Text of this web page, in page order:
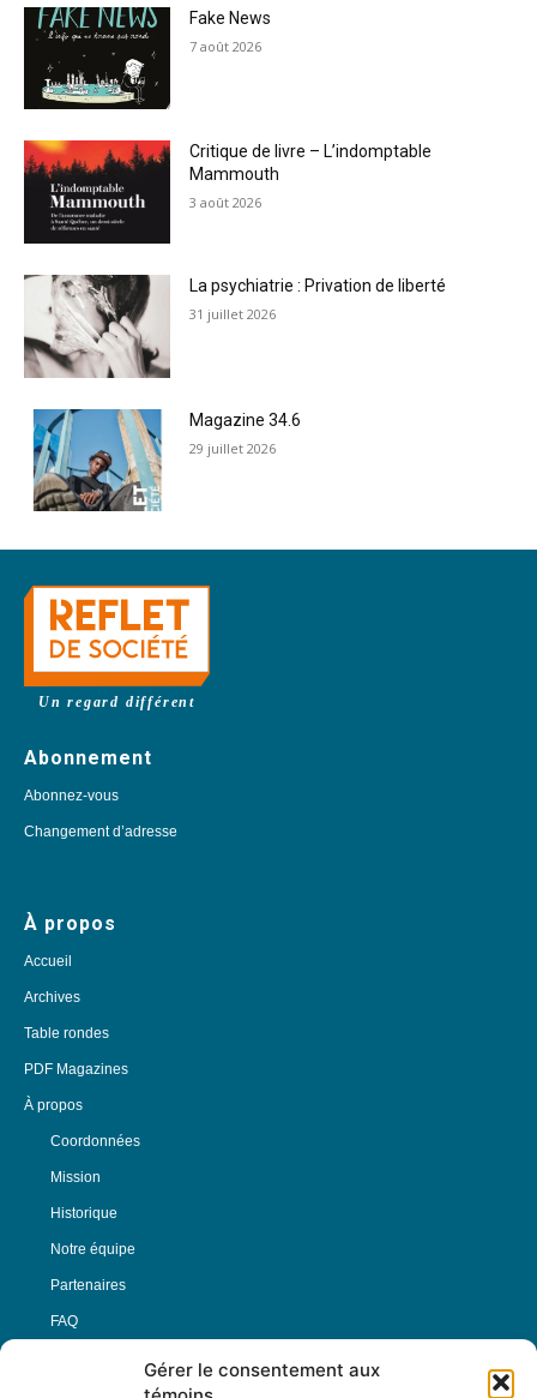
Gérer le consentement aux
Fake News
7 août 2026
Critique de livre – L’indomptable
Mammouth
3 août 2026
La psychiatrie : Privation de liberté
31 juillet 2026
Magazine 34.6
29 juillet 2026
Un regard différent
Abonnement
Abonnez-vous
Changement d’adresse
À propos
Accueil
Archives
Table rondes
PDF Magazines
À propos
Coordonnées
Mission
Historique
Notre équipe
Partenaires
FAQ